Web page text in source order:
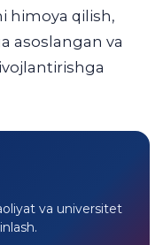
himoya qilish,
asoslangan va
va universitet